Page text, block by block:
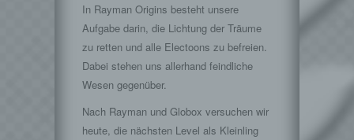
In Rayman Origins besteht unsere
Aufgabe darin, die Lichtung der Träume
zu retten und alle Electoons zu befreien.
Dabei stehen uns allerhand feindliche
Wesen gegenüber.
Nach Rayman und Globox versuchen wir
heute, die nächsten Level als Kleinling